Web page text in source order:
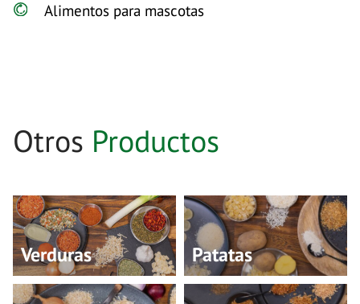
Alimentos para mascotas
Otros Productos
Verduras Patatas